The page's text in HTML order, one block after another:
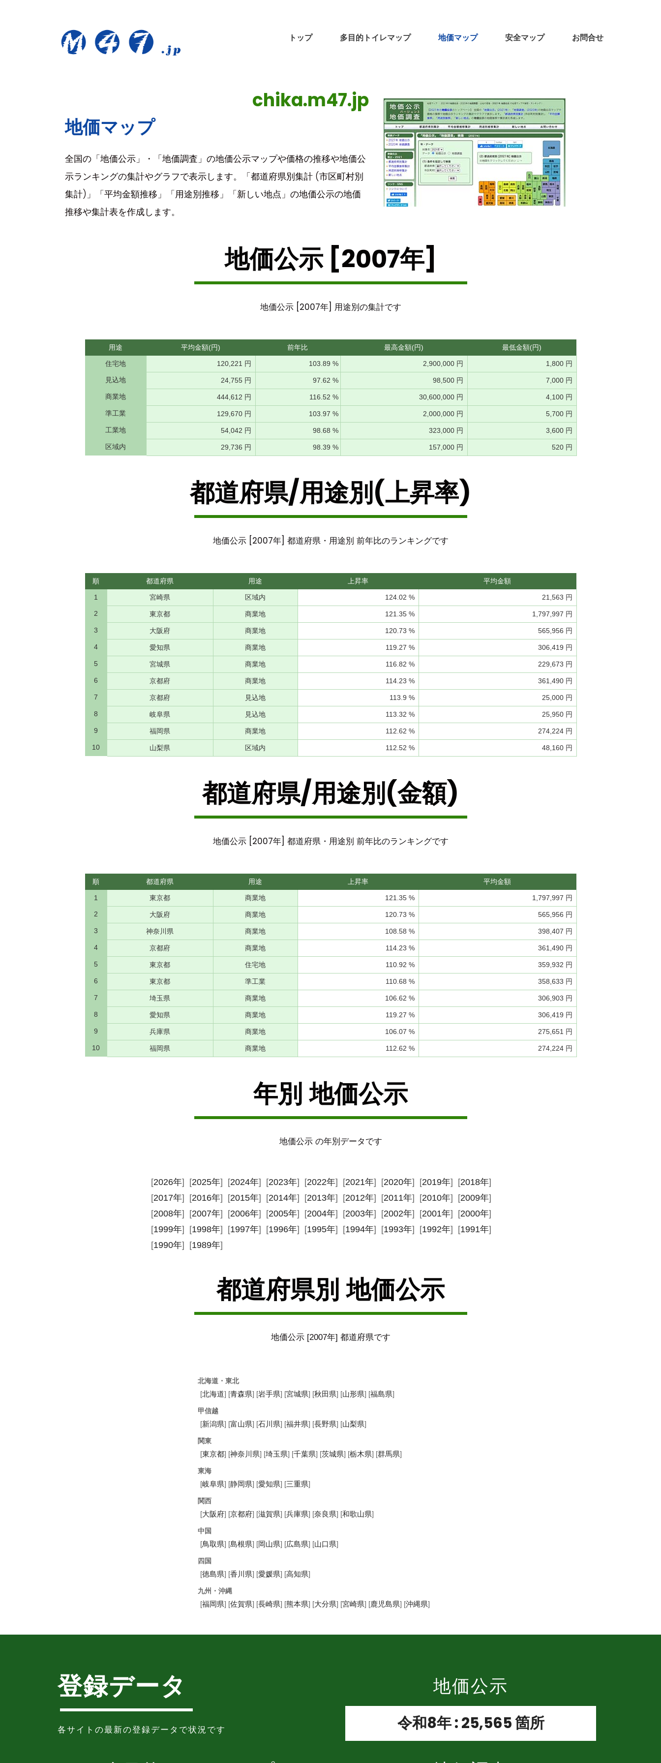
トップ 多目的トイレマップ 地価マップ 安全マップ お問合せ
chika.m47.jp
地価マップ
全国の「地価公示」・「地価調査」の地価公示マップや価格の推移や地価公
示ランキングの集計やグラフで表示します。「都道府県別集計 (市区町村別
集計)」「平均金額推移」「用途別推移」「新しい地点」の地価公示の地価
推移や集計表を作成します。
地価公示 [2007年]
地価公示 [2007年] 用途別の集計です
用途 平均金額(円) 前年比 最高金額(円) 最低金額(円)
住宅地 120,221 円 103.89 % 2,900,000 円 1,800 円
見込地 24,755 円 97.62 % 98,500 円 7,000 円
商業地 444,612 円 116.52 % 30,600,000 円 4,100 円
準工業 129,670 円 103.97 % 2,000,000 円 5,700 円
工業地 54,042 円 98.68 % 323,000 円 3,600 円
区域内 29,736 円 98.39 % 157,000 円 520 円
都道府県/用途別(上昇率)
地価公示 [2007年] 都道府県・用途別 前年比のランキングです
順 都道府県 用途 上昇率 平均金額
1 宮崎県 区域内 124.02 % 21,563 円
2 東京都 商業地 121.35 % 1,797,997 円
3 大阪府 商業地 120.73 % 565,956 円
4 愛知県 商業地 119.27 % 306,419 円
5 宮城県 商業地 116.82 % 229,673 円
6 京都府 商業地 114.23 % 361,490 円
7 京都府 見込地 113.9 % 25,000 円
8 岐阜県 見込地 113.32 % 25,950 円
9 福岡県 商業地 112.62 % 274,224 円
10 山梨県 区域内 112.52 % 48,160 円
都道府県/用途別(金額)
地価公示 [2007年] 都道府県・用途別 前年比のランキングです
順 都道府県 用途 上昇率 平均金額
1 東京都 商業地 121.35 % 1,797,997 円
2 大阪府 商業地 120.73 % 565,956 円
3 神奈川県 商業地 108.58 % 398,407 円
4 京都府 商業地 114.23 % 361,490 円
5 東京都 住宅地 110.92 % 359,932 円
6 東京都 準工業 110.68 % 358,633 円
7 埼玉県 商業地 106.62 % 306,903 円
8 愛知県 商業地 119.27 % 306,419 円
9 兵庫県 商業地 106.07 % 275,651 円
10 福岡県 商業地 112.62 % 274,224 円
年別 地価公示
地価公示 の年別データです
[2026年] [2025年] [2024年] [2023年] [2022年] [2021年] [2020年] [2019年] [2018年]
[2017年] [2016年] [2015年] [2014年] [2013年] [2012年] [2011年] [2010年] [2009年]
[2008年] [2007年] [2006年] [2005年] [2004年] [2003年] [2002年] [2001年] [2000年]
[1999年] [1998年] [1997年] [1996年] [1995年] [1994年] [1993年] [1992年] [1991年]
[1990年] [1989年]
都道府県別 地価公示
地価公示 [2007年] 都道府県です
北海道・東北
[北海道] [青森県] [岩手県] [宮城県] [秋田県] [山形県] [福島県]
甲信越
[新潟県] [富山県] [石川県] [福井県] [長野県] [山梨県]
関東
[東京都] [神奈川県] [埼玉県] [千葉県] [茨城県] [栃木県] [群馬県]
東海
[岐阜県] [静岡県] [愛知県] [三重県]
関西
[大阪府] [京都府] [滋賀県] [兵庫県] [奈良県] [和歌山県]
中国
[鳥取県] [島根県] [岡山県] [広島県] [山口県]
四国
[徳島県] [香川県] [愛媛県] [高知県]
九州・沖縄
[福岡県] [佐賀県] [長崎県] [熊本県] [大分県] [宮崎県] [鹿児島県] [沖縄県]
登録データ
各サイトの最新の登録データで状況です
地価公示
令和8年 : 25,565 箇所